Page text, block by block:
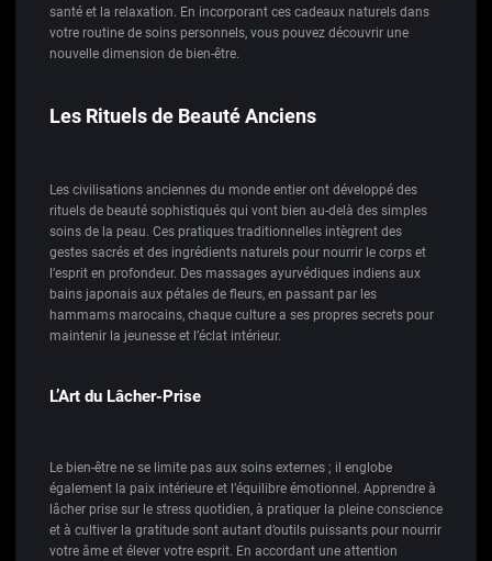
santé et la relaxation. En incorporant ces cadeaux naturels dans
votre routine de soins personnels, vous pouvez découvrir une
nouvelle dimension de bien-être.
Les Rituels de Beauté Anciens
Les civilisations anciennes du monde entier ont développé des
rituels de beauté sophistiqués qui vont bien au-delà des simples
soins de la peau. Ces pratiques traditionnelles intègrent des
gestes sacrés et des ingrédients naturels pour nourrir le corps et
l’esprit en profondeur. Des massages ayurvédiques indiens aux
bains japonais aux pétales de fleurs, en passant par les
hammams marocains, chaque culture a ses propres secrets pour
maintenir la jeunesse et l’éclat intérieur.
L’Art du Lâcher-Prise
Le bien-être ne se limite pas aux soins externes ; il englobe
également la paix intérieure et l’équilibre émotionnel. Apprendre à
lâcher prise sur le stress quotidien, à pratiquer la pleine conscience
et à cultiver la gratitude sont autant d’outils puissants pour nourrir
votre âme et élever votre esprit. En accordant une attention